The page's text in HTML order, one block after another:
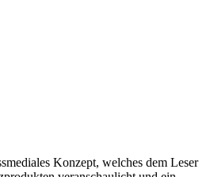
Konzept, welches dem Leser